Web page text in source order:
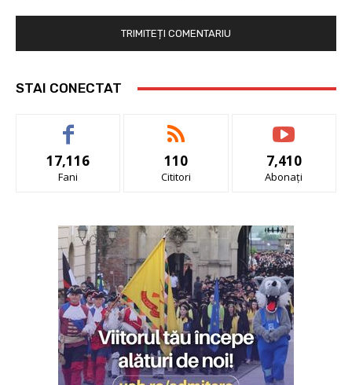
STAI CONECTAT
17,116
Fani
110
Cititori
7,410
Abonați